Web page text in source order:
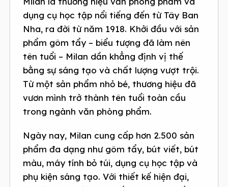
dụng cụ học tập nổi tiếng đến từ Tây Ban
Nha, ra đời từ năm 1918. Khởi đầu với sản
phẩm gôm tẩy – biểu tượng đã làm nên
tên tuổi – Milan dần khẳng định vị thế
bằng sự sáng tạo và chất lượng vượt trội.
Từ một sản phẩm nhỏ bé, thương hiệu đã
vươn mình trở thành tên tuổi toàn cầu
trong ngành văn phòng phẩm.
Ngày nay, Milan cung cấp hơn 2.500 sản
phẩm đa dạng như gôm tẩy, bút viết, bút
màu, máy tính bỏ túi, dụng cụ học tập và
phụ kiện sáng tạo. Với thiết kế hiện đại,